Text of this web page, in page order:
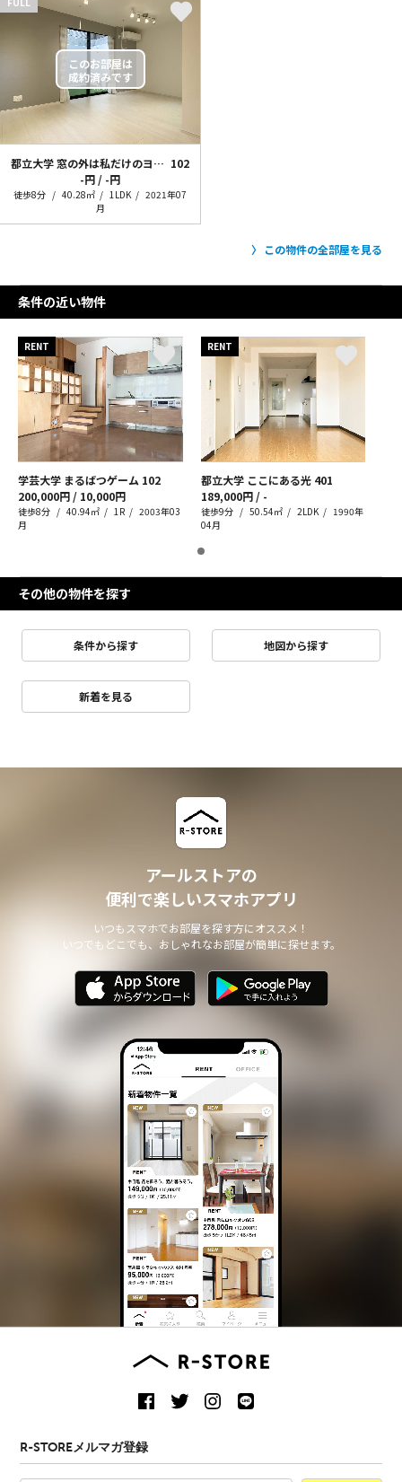
都立大学 窓の外は私だけのヨガスタジオ 102
-円 / -円
徒歩8分 40.28㎡ 1LDK
2021年07
月
この物件の全部屋を見る
条件の近い物件
RENT
学芸大学 まるばつゲーム 102
200,000円 / 10,000円
徒歩8分 40.94㎡ 1R
2003年03
月
RENT
都立大学 ここにある光 401
189,000円 / -
徒歩9分 50.54㎡ 2LDK
1990年
04月
その他の物件を探す
条件から探す 地図から探す
新着を見る
アールストアの
便利で楽しいスマホアプリ
いつもスマホでお部屋を探す方にオススメ！
いつでもどこでも、おしゃれなお部屋が簡単に探せます。
R-STOREメルマガ登録